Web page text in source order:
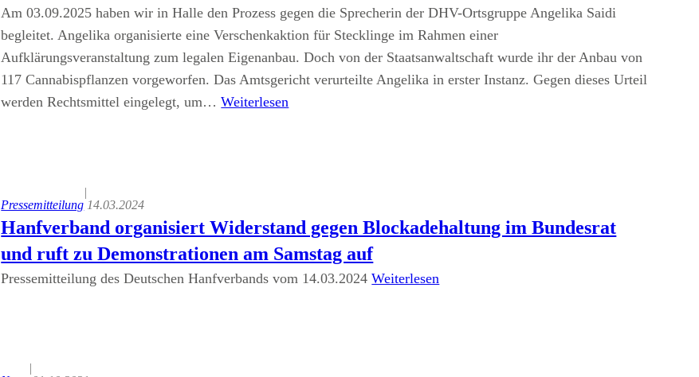
Am 03.09.2025 haben wir in Halle den Prozess gegen die Sprecherin der DHV-Ortsgruppe Angelika Saidi
begleitet. Angelika organisierte eine Verschenkaktion für Stecklinge im Rahmen einer
Aufklärungsveranstaltung zum legalen Eigenanbau. Doch von der Staatsanwaltschaft wurde ihr der Anbau von
117 Cannabispflanzen vorgeworfen. Das Amtsgericht verurteilte Angelika in erster Instanz. Gegen dieses Urteil
werden Rechtsmittel eingelegt, um…Weiterlesen
Pressemitteilung
|
14.03.2024
Hanfverband organisiert Widerstand gegen Blockadehaltung im Bundesrat
und ruft zu Demonstrationen am Samstag auf
Pressemitteilung des Deutschen Hanfverbands vom 14.03.2024Weiterlesen
|